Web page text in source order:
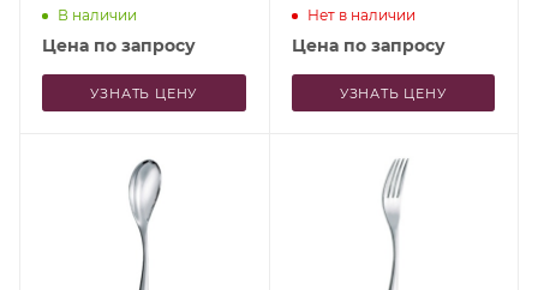
В наличии
Цена по запросу
УЗНАТЬ ЦЕНУ
Нет в наличии
Цена по запросу
УЗНАТЬ ЦЕНУ